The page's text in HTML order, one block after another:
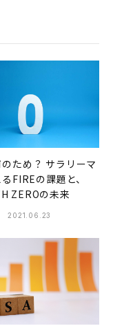
ため？ サラリーマ
FIREの課題と、
ZEROの未来
2021.06.23